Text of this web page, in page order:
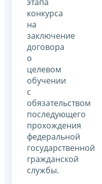
конкурса
на
заключение
договора
о
целевом
обучении
с
обязательством
последующего
прохождения
федеральной
государственной
гражданской
службы.